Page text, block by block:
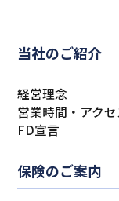
当社のご紹介
経営理念
営業時間・アクセ
FD宣言
保険のご案内